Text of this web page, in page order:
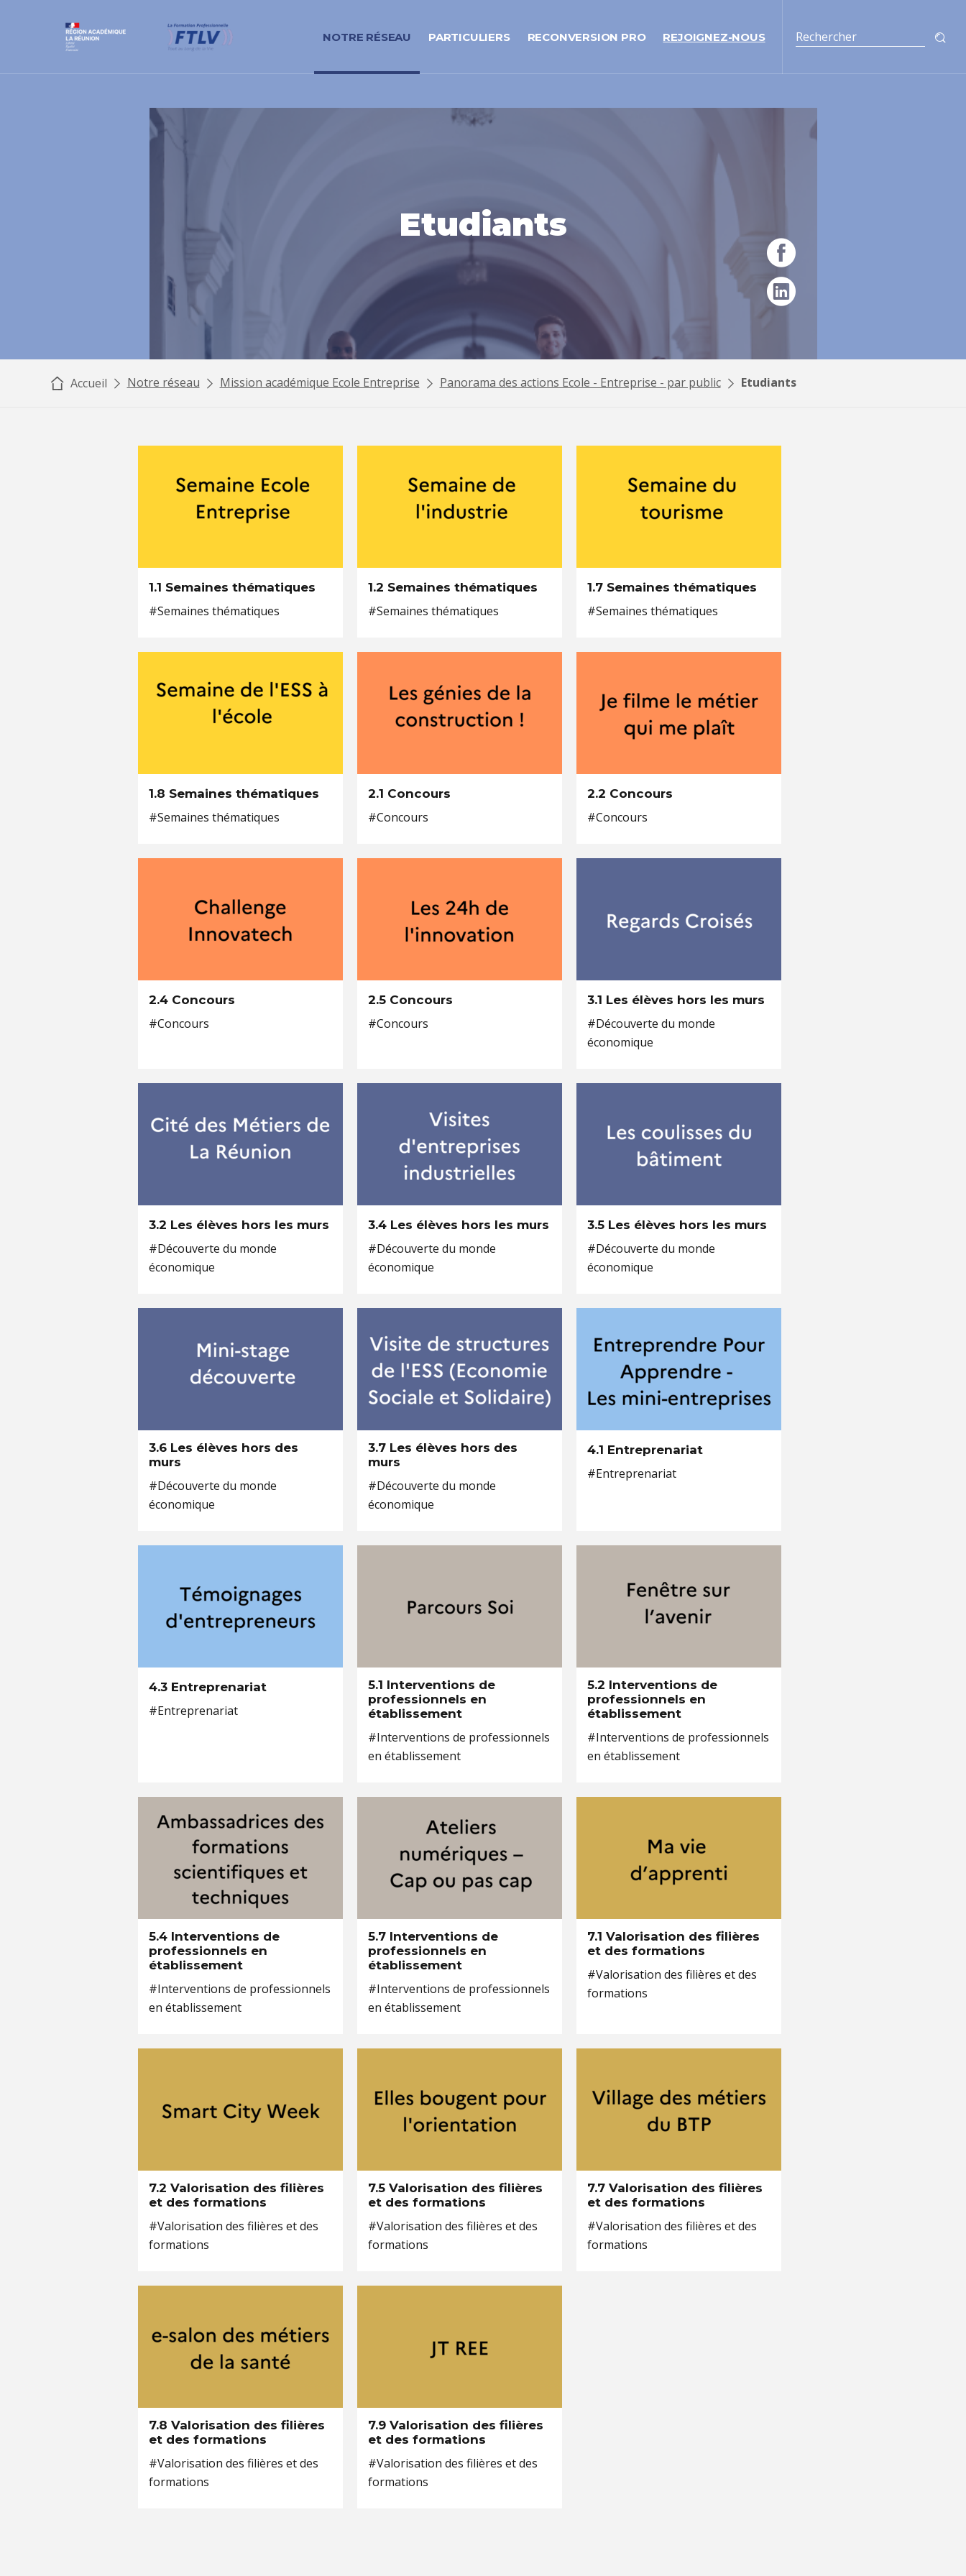
NOTRE RÉSEAU PARTICULIERS RECONVERSION PRO REJOIGNEZ-NOUS
Etudiants
Accueil Notre réseau Mission académique Ecole Entreprise Panorama des actions Ecole - Entreprise - par public Etudiants
1.1 Semaines thématiques
#Semaines thématiques
1.2 Semaines thématiques
#Semaines thématiques
1.7 Semaines thématiques
#Semaines thématiques
1.8 Semaines thématiques
#Semaines thématiques
2.1 Concours
#Concours
2.2 Concours
#Concours
2.4 Concours
#Concours
2.5 Concours
#Concours
3.1 Les élèves hors les murs
#Découverte du monde
économique
3.2 Les élèves hors les murs
#Découverte du monde
économique
3.4 Les élèves hors les murs
#Découverte du monde
économique
3.5 Les élèves hors les murs
#Découverte du monde
économique
3.6 Les élèves hors des
murs
#Découverte du monde
économique
3.7 Les élèves hors des
murs
#Découverte du monde
économique
4.1 Entreprenariat
#Entreprenariat
4.3 Entreprenariat
#Entreprenariat
5.1 Interventions de
professionnels en
établissement
#Interventions de professionnels
en établissement
5.2 Interventions de
professionnels en
établissement
#Interventions de professionnels
en établissement
5.4 Interventions de
professionnels en
établissement
#Interventions de professionnels
en établissement
5.7 Interventions de
professionnels en
établissement
#Interventions de professionnels
en établissement
7.1 Valorisation des filières
et des formations
#Valorisation des filières et des
formations
7.2 Valorisation des filières
et des formations
#Valorisation des filières et des
formations
7.5 Valorisation des filières
et des formations
#Valorisation des filières et des
formations
7.7 Valorisation des filières
et des formations
#Valorisation des filières et des
formations
7.8 Valorisation des filières
et des formations
#Valorisation des filières et des
formations
7.9 Valorisation des filières
et des formations
#Valorisation des filières et des
formations